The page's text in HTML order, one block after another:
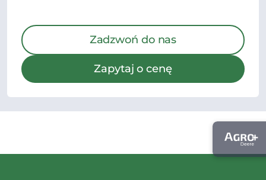
Zadzwoń do nas
Zapytaj o cenę